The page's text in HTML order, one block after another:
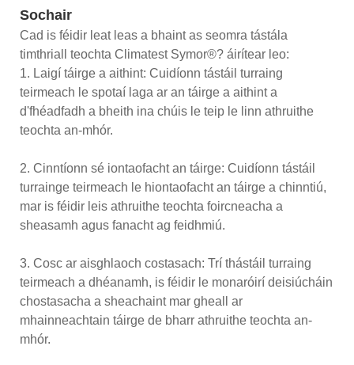
Sochair
Cad is féidir leat leas a bhaint as seomra tástála
timthriall teochta Climatest Symor®? áirítear leo:
1. Laigí táirge a aithint: Cuidíonn tástáil turraing
teirmeach le spotaí laga ar an táirge a aithint a
d'fhéadfadh a bheith ina chúis le teip le linn athruithe
teochta an-mhór.
2. Cinntíonn sé iontaofacht an táirge: Cuidíonn tástáil
turrainge teirmeach le hiontaofacht an táirge a chinntiú,
mar is féidir leis athruithe teochta foircneacha a
sheasamh agus fanacht ag feidhmiú.
3. Cosc ar aisghlaoch costasach: Trí thástáil turraing
teirmeach a dhéanamh, is féidir le monaróirí deisiúcháin
chostasacha a sheachaint mar gheall ar
mhainneachtain táirge de bharr athruithe teochta an-
mhór.